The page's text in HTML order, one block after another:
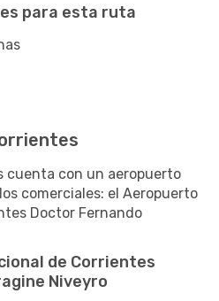
para esta ruta
cuenta con un aeropuerto
comerciales: el Aeropuerto
Doctor Fernando
de Corrientes
Niveyro